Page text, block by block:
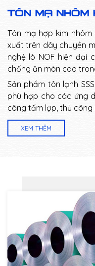
TÔN MẠ
Tôn mạ hợp kim nhôm
xuất trên dây chuyền
nghệ lò NOF hiện đại
chống ăn mòn cao
Sản phẩm tôn lạnh
phù hợp cho các ứng
công tấm lợp, thủ công
XEM THÊM